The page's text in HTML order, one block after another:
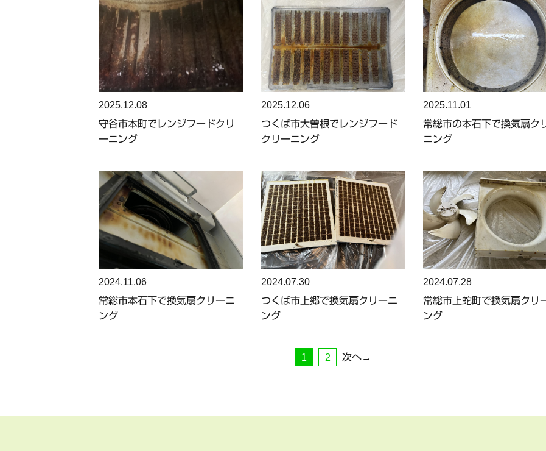
2025.12.08
守谷市本町でレンジフードクリ
ーニング
2025.12.06
つくば市大曽根でレンジフード
クリーニング
2025.11.01
常総市の本石下で換気扇ク
ニング
2024.11.06
常総市本石下で換気扇クリーニ
ング
2024.07.30
つくば市上郷で換気扇クリーニ
ング
2024.07.28
常総市上蛇町で換気扇クリ
ング
1 2 次へ→